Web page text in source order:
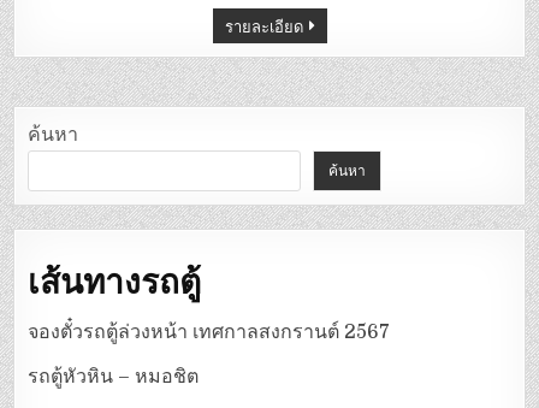
รายละเอียด
ค้นหา
ค้นหา
เส้นทางรถตู้
จองตั๋วรถตู้ล่วงหน้า เทศกาลสงกรานต์ 2567
รถตู้หัวหิน – หมอชิต